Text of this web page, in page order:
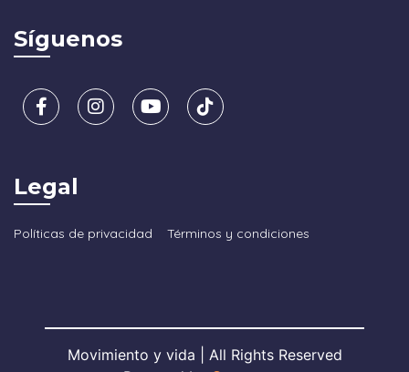
Síguenos
Legal
Políticas de privacidad Términos y condiciones
Movimiento y vida | All Rights Reserved